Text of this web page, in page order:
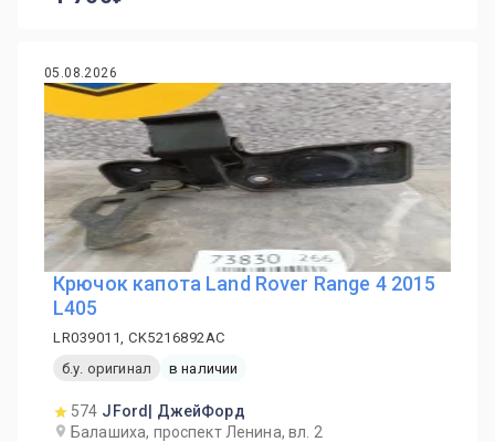
05.08.2026
Крючок капота Land Rover Range 4 2015
L405
LR039011, CK5216892AC
б.у. оригинал
в наличии
574 JFord| ДжейФорд
Балашиха, проспект Ленина, вл. 2